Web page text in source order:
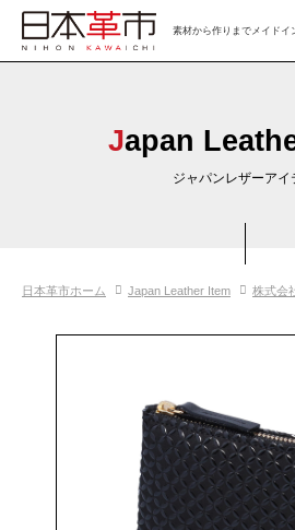
素材から作りまでメイドイ
革市通信
日本の革の良さを知ろう
Japan
ジャパンレザーアイ
日本革市ホーム Japan Leather Item 株式会